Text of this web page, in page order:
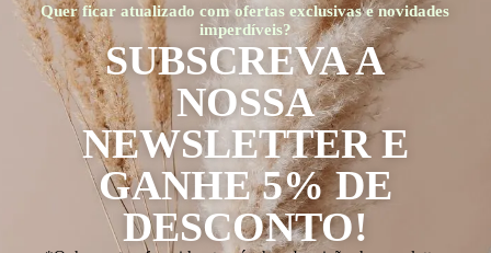
Quer ficar atualizado com ofertas exclusivas e novidades
imperdíveis?
SUBSCREVA A
NOSSA
NEWSLETTER E
GANHE 5% DE
DESCONTO!